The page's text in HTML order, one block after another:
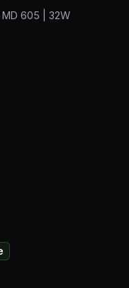
MD 605 | 32W